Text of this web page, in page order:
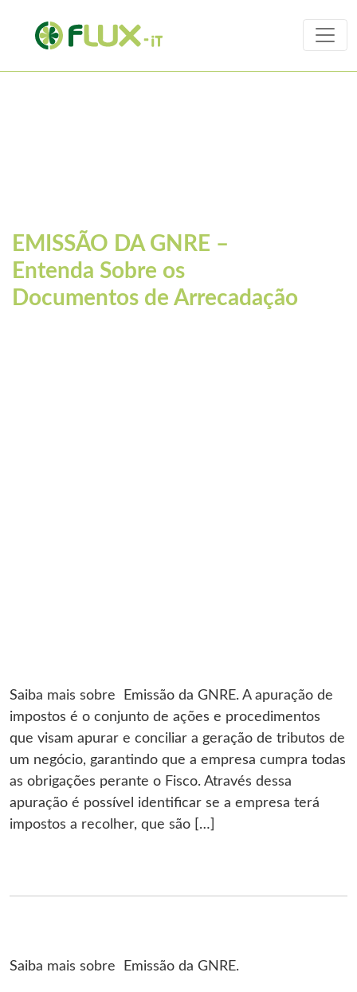
EMISSÃO DA GNRE –
Entenda Sobre os
Documentos de Arrecadação
Saiba mais sobre Emissão da GNRE. A apuração de
impostos é o conjunto de ações e procedimentos
que visam apurar e conciliar a geração de tributos de
um negócio, garantindo que a empresa cumpra todas
as obrigações perante o Fisco. Através dessa
apuração é possível identificar se a empresa terá
impostos a recolher, que são […]
Saiba mais sobre Emissão da GNRE.